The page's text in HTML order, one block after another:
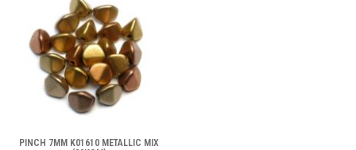
PINCH 7MM K01610 METALLIC MIX